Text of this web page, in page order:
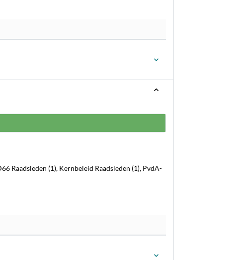
Raadsleden (1), Kernbeleid Raadsleden (1), PvdA-